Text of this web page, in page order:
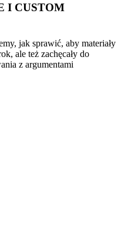
I CUSTOM
jak sprawić, aby materiały
ale też zachęcały do
z argumentami